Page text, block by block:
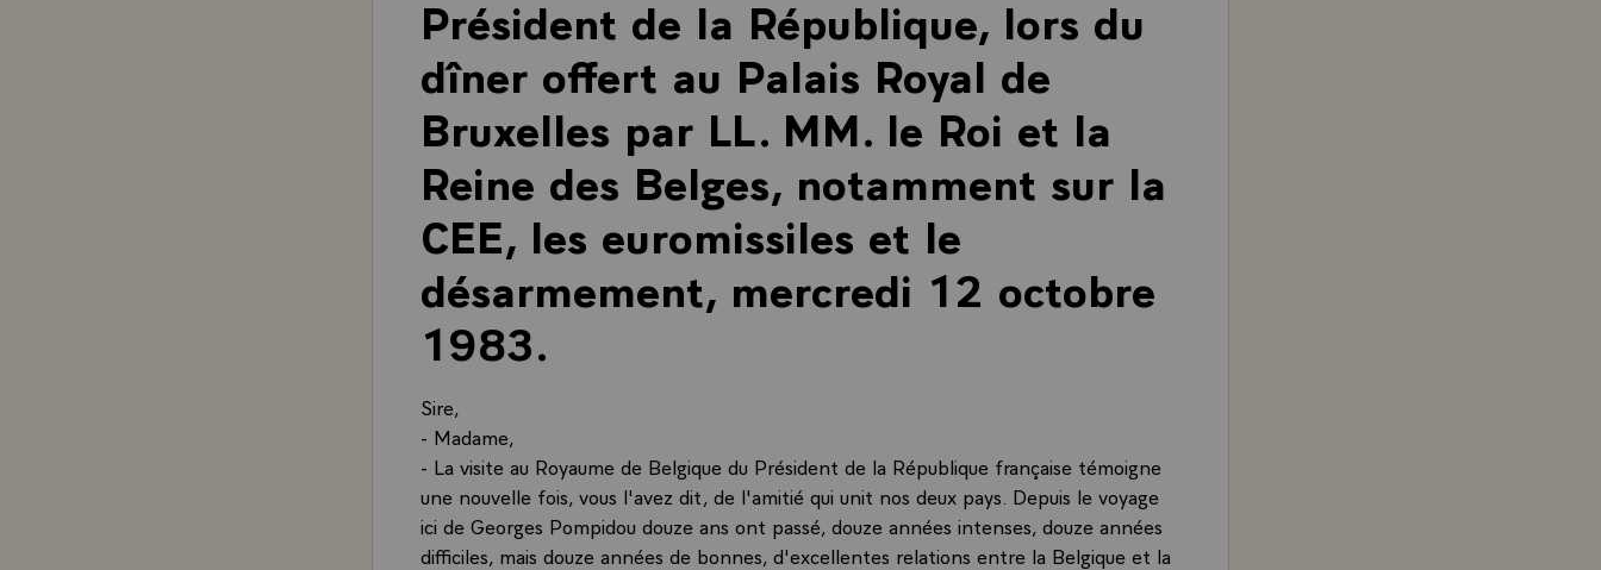
Président de la République, lors du
dîner offert au Palais Royal de
Bruxelles par LL. MM. le Roi et la
Reine des Belges, notamment sur la
CEE, les euromissiles et le
désarmement, mercredi 12 octobre
1983.
Sire,
- Madame,
- La visite au Royaume de Belgique du Président de la République française témoigne
une nouvelle fois, vous l'avez dit, de l'amitié qui unit nos deux pays. Depuis le voyage
ici de Georges Pompidou douze ans ont passé, douze années intenses, douze années
difficiles, mais douze années de bonnes, d'excellentes relations entre la Belgique et la